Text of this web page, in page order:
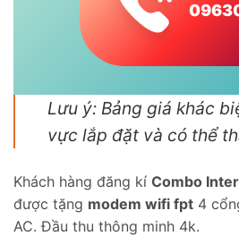
Lưu ý: Bảng giá khác
vực lắp đặt và có thể
Khách hàng đăng kí Combo
được tặng modem wifi fpt 4
AC. Đầu thu thông minh 4k.